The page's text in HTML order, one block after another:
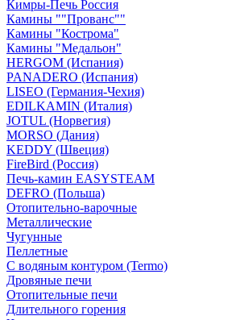
Кимры-Печь Россия
Камины ""Прованс""
Камины "Кострома"
Камины "Медальон"
HERGOM (Испания)
PANADERO (Испания)
LISEO (Германия-Чехия)
EDILKAMIN (Италия)
JOTUL (Норвегия)
MORSO (Дания)
KEDDY (Швеция)
FireBird (Россия)
Печь-камин EASYSTEAM
DEFRO (Польша)
Отопительно-варочные
Металлические
Чугунные
Пеллетные
С водяным контуром (Termo)
Дровяные печи
Отопительные печи
Длительного горения